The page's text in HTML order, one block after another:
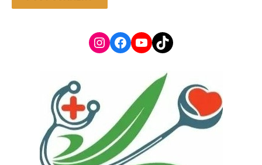
Instagram
Facebook
YouTube
TikTok